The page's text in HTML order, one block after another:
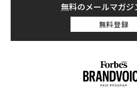
無料のメールマガジ
無料登録